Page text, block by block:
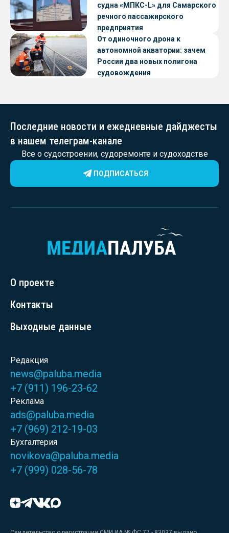
судна «МПКС-L» для Самарского
речного пассажирского
предприятия
От одиночного дрона к
автономной акватории: зачем
России два новых полигона
судовождения
Последние новости и ежедневные дайджесты
в нашем телеграм-канале
Все о судостроении, судоремонте и судоходстве
ПОДПИСАТЬСЯ
О проекте
Контакты
Выходные данные
Редакция
news@paluba.media
+7 (911) 196-23-62
Реклама
ads@paluba.media
+7 (969) 212-19-03
Бухгалтерия
novikova@paluba.media
+7 (999) 028-56-78